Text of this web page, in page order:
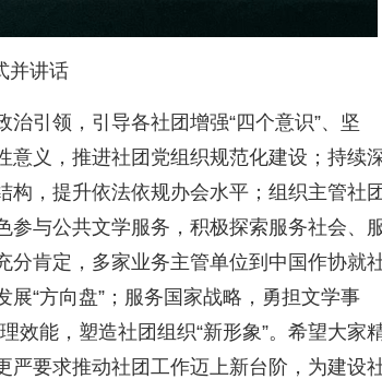
并讲话
引领，引导各社团增强“四个意识”、坚
意义，推进社团党组织规范化建设；持续
，提升依法依规办会水平；组织主管社团
与公共文学服务，积极探索服务社会、
肯定，多家业务主管单位到中国作协就
“方向盘”；服务国家战略，勇担文学事
效能，塑造社团组织“新形象”。希望大家
要求推动社团工作迈上新台阶，为建设